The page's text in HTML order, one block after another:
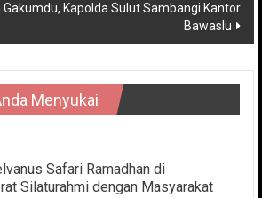
Gakumdu, Kapolda Sulut Sambangi Kantor
Bawaslu
Menyukai
Safari Ramadhan di
Silaturahmi dengan Masyarakat